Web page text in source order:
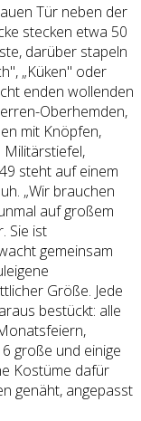
Tür neben der
stecken etwa 50
darüber stapeln
„Küken" oder
enden wollenden
Oberhemden,
mit Knöpfen,
Militärstiefel,
steht auf einem
„Wir brauchen
auf großem
Sie ist
gemeinsam
Größe. Jede
bestückt: alle
große und einige
Kostüme dafür
genäht, angepasst